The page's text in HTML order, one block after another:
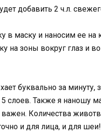
добавить 2 ч.л.
в маску и наносим ее на
на зоны вокруг глаз и
буквально за
слоев. Также я наношу
важен. Количества
и для лица, и для шеи!